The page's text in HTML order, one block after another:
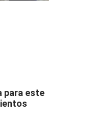
para este